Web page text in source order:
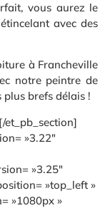
vous aurez le
avec des
à Francheville
notre peintre de
brefs délais !
»3.22″
»3.25″
»top_left »
»1080px »